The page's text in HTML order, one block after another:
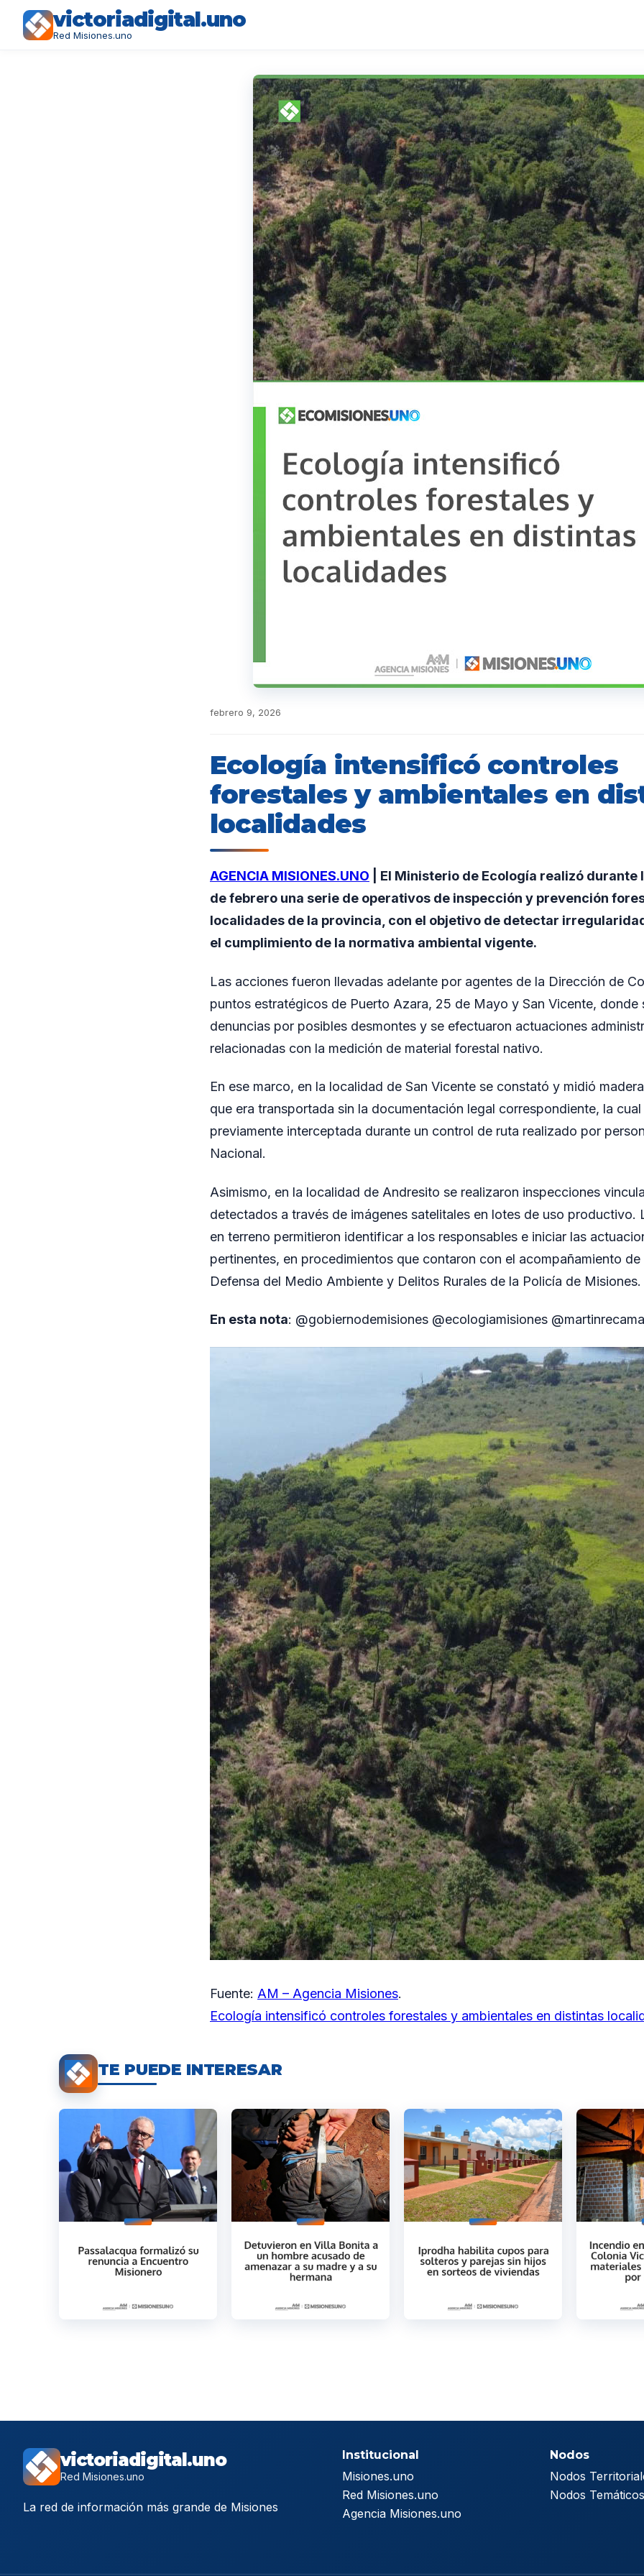
victoriadigital.uno
Red Misiones.uno
febrero 9, 2026
Ecología intensificó controles
forestales y ambientales en
localidades
AGENCIA MISIONES.UNO | El Ministerio de Ecología realizó durante
de febrero una serie de operativos de inspección y prevención
localidades de la provincia, con el objetivo de detectar
el cumplimiento de la normativa ambiental vigente.
Las acciones fueron llevadas adelante por agentes de la Dirección de
puntos estratégicos de Puerto Azara, 25 de Mayo y San Vicente, donde
denuncias por posibles desmontes y se efectuaron actuaciones
relacionadas con la medición de material forestal nativo.
En ese marco, en la localidad de San Vicente se constató y midió
que era transportada sin la documentación legal correspondiente, la
previamente interceptada durante un control de ruta realizado por
Nacional.
Asimismo, en la localidad de Andresito se realizaron inspecciones
detectados a través de imágenes satelitales en lotes de uso productivo.
en terreno permitieron identificar a los responsables e iniciar las
pertinentes, en procedimientos que contaron con el acompañamiento
Defensa del Medio Ambiente y Delitos Rurales de la Policía de Misiones.
En esta nota: @gobiernodemisiones @ecologiamisiones
Fuente: AM – Agencia Misiones.
Ecología intensificó controles forestales y ambientales en distintas
TE PUEDE INTERESAR
victoriadigital.uno
Red Misiones.uno
La red de información más grande de Misiones
Institucional
Misiones.uno
Red Misiones.uno
Agencia Misiones.uno
Nodos
Nodos
Nodos Temáticos